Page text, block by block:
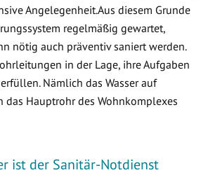
Angelegenheit.Aus diesem Grunde
regelmäßig gewartet,
nötig auch präventiv saniert werden.
in der Lage, ihre Aufgaben
Nämlich das Wasser auf
das Hauptrohr des Wohnkomplexes
ist der Sanitär-Notdienst